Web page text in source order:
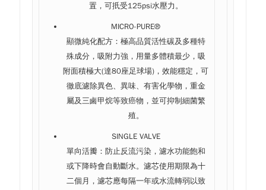
置，可扺受125psi水壓力。
MICRO-PURE®
顯微純化配方：極高品質活性碳及多種特
殊成分，吸附力強，用量多體積最少，吸
附面積極大(達80座足球場)，效能穩定，可
徹底濾除異色、異味、有害化學物，重金
屬及三鹵甲烷等致癌物，並可抑制細菌繁
殖。
SINGLE VALVE
單向活瓣：防止反流污染，濾水功能飽和
或下降時會自動斷水。濾芯使用期限為十
二個月，濾芯應每隔一年或水流轉弱以致